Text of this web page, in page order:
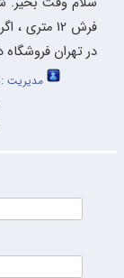
فرش 12
در تهران
مدیریت :